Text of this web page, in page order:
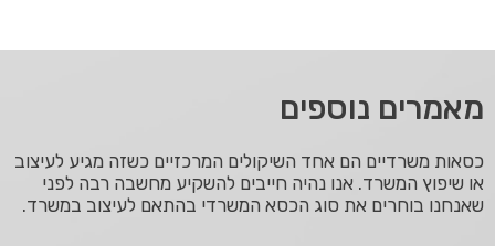
מאמרים נוספים
כסאות משרדיים הם אחד השיקולים המרכזיים כשזה מגיע לעיצוב
או שיפוץ המשרד. אנו נהיה חייבים להשקיע מחשבה רבה לפני
שאנחנו בוחרים את סוג הכסא המשרדי בהתאם לעיצוב במשרד.